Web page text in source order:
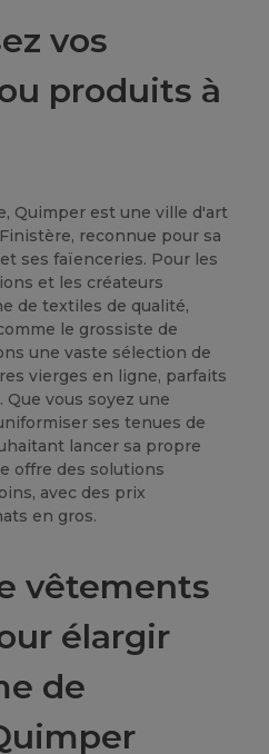
vos
produits à
Quimper est une ville d'art
reconnue pour sa
ses faïenceries. Pour les
et les créateurs
de textiles de qualité,
le grossiste de
une vaste sélection de
vierges en ligne, parfaits
vous soyez une
ses tenues de
lancer sa propre
offre des solutions
avec des prix
en gros.
vêtements
élargir
de